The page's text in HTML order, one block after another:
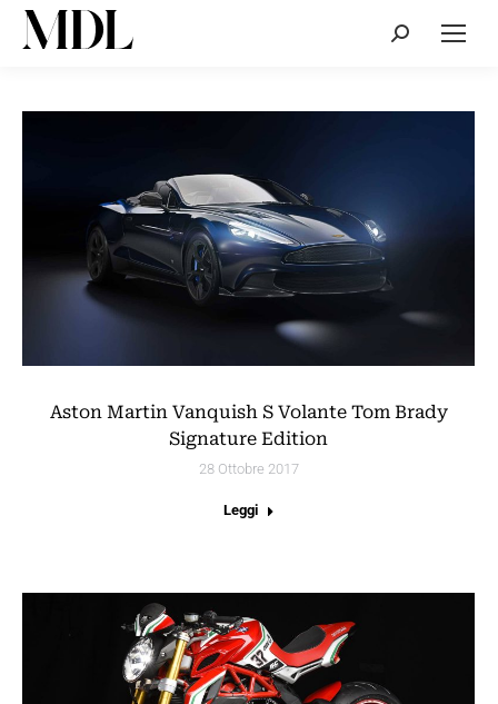
Cerca:
Aston Martin Vanquish S Volante Tom Brady
Signature Edition
28 Ottobre 2017
Leggi